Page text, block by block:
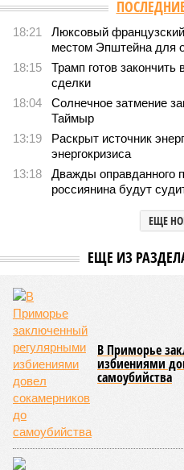
18:21
Люксовый
местом Эпштейна для
18:15
Трамп готов
сделки
18:04
Солнечное затмение
Таймыр
13:19
Раскрыт источник
энергокризиса
13:18
Дважды оправданного
россиянина будут
ЕЩЕ
ЕЩЕ ИЗ
В Приморье
избиениями
самоубийства